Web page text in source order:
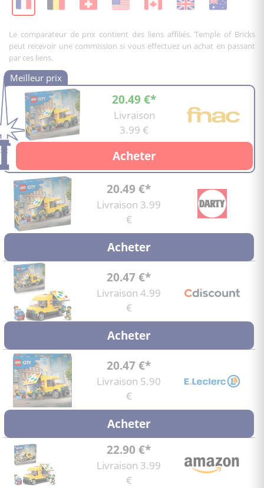
Le comparateur de prix contient des liens affiliés. Temple of Bricks
peut recevoir une commission si vous effectuez un achat en passant
par ces liens.
20.49 €*
Livraison
3.99 €
Acheter
20.49 €*
Livraison 3.99
€
Acheter
20.47 €*
Livraison 4.99
€
Acheter
20.47 €*
Livraison 5.90
€
Acheter
22.90 €*
Livraison 3.99
€